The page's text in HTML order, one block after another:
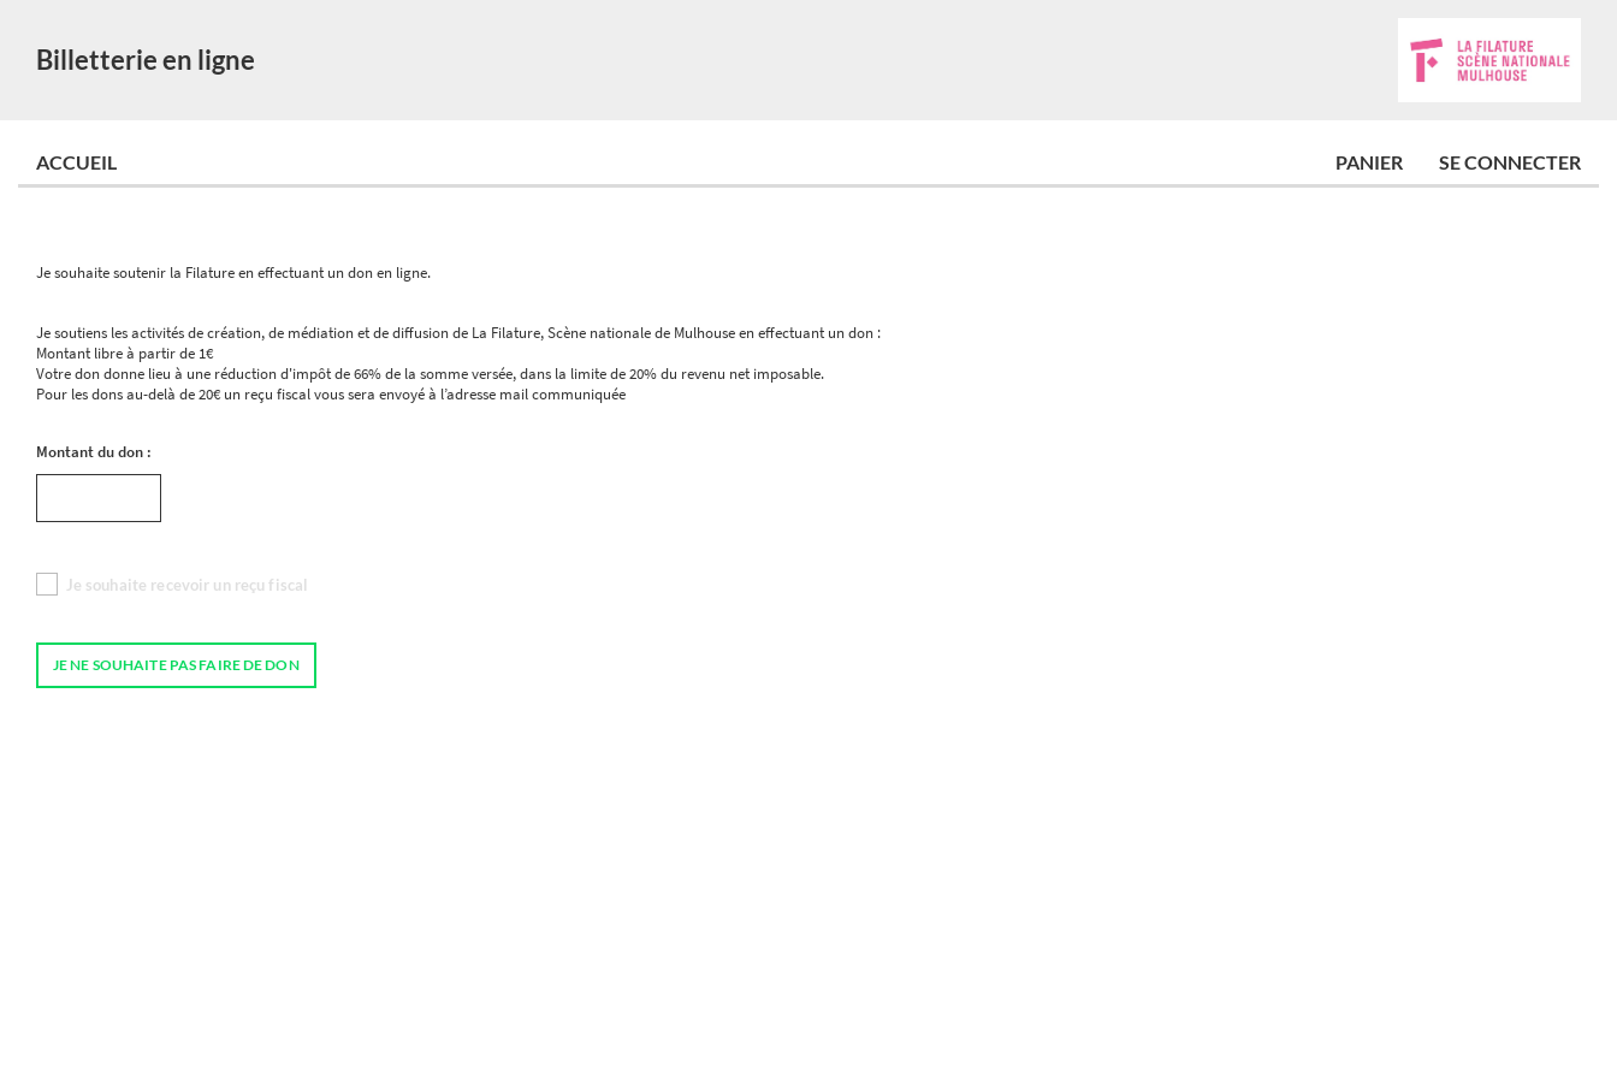
Billetterie en ligne
ACCUEIL PANIER SE CONNECTER
Je souhaite soutenir la Filature en effectuant un don en ligne.
Je soutiens les activités de création, de médiation et de diffusion de La Filature, Scène nationale de Mulhouse en effectuant un don :
Montant libre à partir de 1€
Votre don donne lieu à une réduction d'impôt de 66% de la somme versée, dans la limite de 20% du revenu net imposable.
Pour les dons au-delà de 20€ un reçu fiscal vous sera envoyé à l’adresse mail communiquée
Montant du don :
Je souhaite recevoir un reçu fiscal